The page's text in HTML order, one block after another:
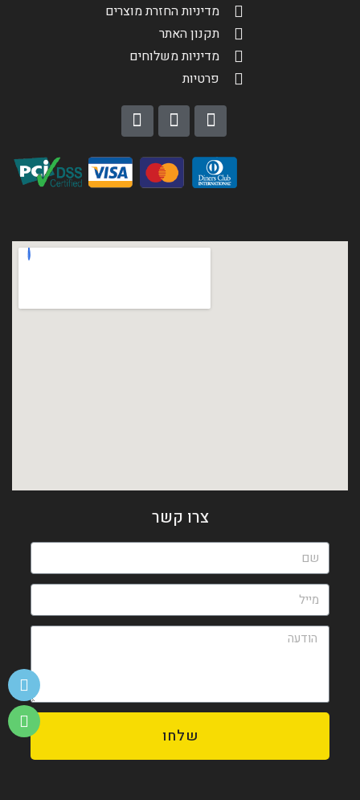
מדיניות החזרת מוצרים
תקנון האתר
מדיניות משלוחים
פרטיות
צרו קשר
שלחו